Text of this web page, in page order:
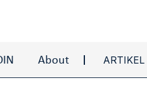
About Ulvi I. AYDINARTIKEL